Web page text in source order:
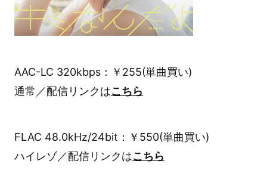
AAC-LC 320kbps：￥255(単曲買い)
通常／配信リンクはこちら
FLAC 48.0kHz/24bit：￥550(単曲買い)
ハイレゾ／配信リンクはこちら